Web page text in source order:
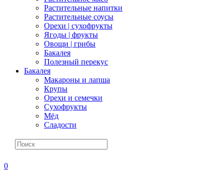
Растительные напитки
Растительные соусы
Орехи | сухофрукты
Ягоды | фрукты
Овощи | грибы
Бакалея
Полезный перекус
Бакалея
Макароны и лапша
Крупы
Орехи и семечки
Сухофрукты
Мёд
Сладости
0